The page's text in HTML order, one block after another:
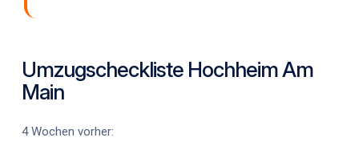
Umzugscheckliste Hochheim Am
Main
4 Wochen vorher: